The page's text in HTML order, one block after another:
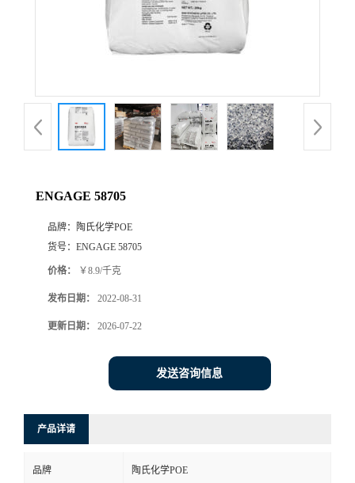
品
厅
系
ENGAGE 58705
品牌：
陶氏化学POE
货号： ENGAGE 58705
价格： ￥8.9/千克
发布日期： 2022-08-31
更新日期： 2026-07-22
发送咨询信息
产品详请
品牌 陶氏化学POE